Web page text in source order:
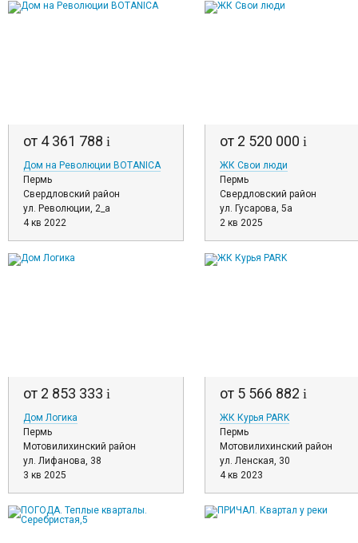
от 4 361 788 i
Дом на Революции BOTANICA
Пермь
Свердловский район
ул. Революции, 2_а
4 кв 2022
от 2 520 000 i
ЖК Свои люди
Пермь
Свердловский район
ул. Гусарова, 5а
2 кв 2025
от 2 853 333 i
Дом Логика
Пермь
Мотовилихинский район
ул. Лифанова, 38
3 кв 2025
от 5 566 882 i
ЖК Курья PARK
Пермь
Мотовилихинский район
ул. Ленская, 30
4 кв 2023